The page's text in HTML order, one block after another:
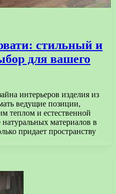
стильный и
для вашего
интерьеров изделия из
ведущие позиции,
теплом и естественной
материалов в
придает пространству